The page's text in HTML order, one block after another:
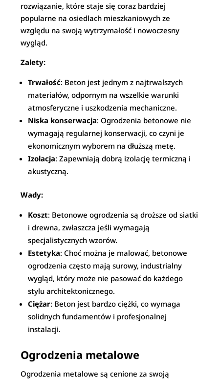
rozwiązanie, które staje się coraz bardziej
popularne na osiedlach mieszkaniowych ze
względu na swoją wytrzymałość i nowoczesny
wygląd.
Zalety:
Trwałość: Beton jest jednym z najtrwalszych
materiałów, odpornym na wszelkie warunki
atmosferyczne i uszkodzenia mechaniczne.
Niska konserwacja: Ogrodzenia betonowe nie
wymagają regularnej konserwacji, co czyni je
ekonomicznym wyborem na dłuższą metę.
Izolacja: Zapewniają dobrą izolację termiczną i
akustyczną.
Wady:
Koszt: Betonowe ogrodzenia są droższe od siatki
i drewna, zwłaszcza jeśli wymagają
specjalistycznych wzorów.
Estetyka: Choć można je malować, betonowe
ogrodzenia często mają surowy, industrialny
wygląd, który może nie pasować do każdego
stylu architektonicznego.
Ciężar: Beton jest bardzo ciężki, co wymaga
solidnych fundamentów i profesjonalnej
instalacji.
Ogrodzenia metalowe
Ogrodzenia metalowe są cenione za swoją